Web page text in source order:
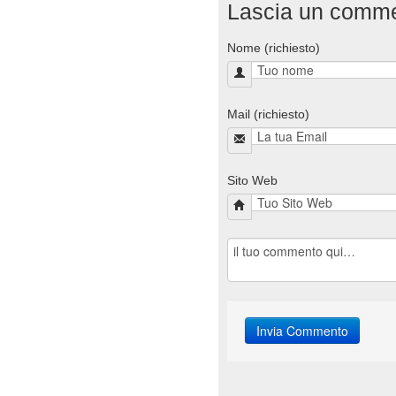
Lascia un
Nome (richiesto)
Mail (richiesto)
Sito Web